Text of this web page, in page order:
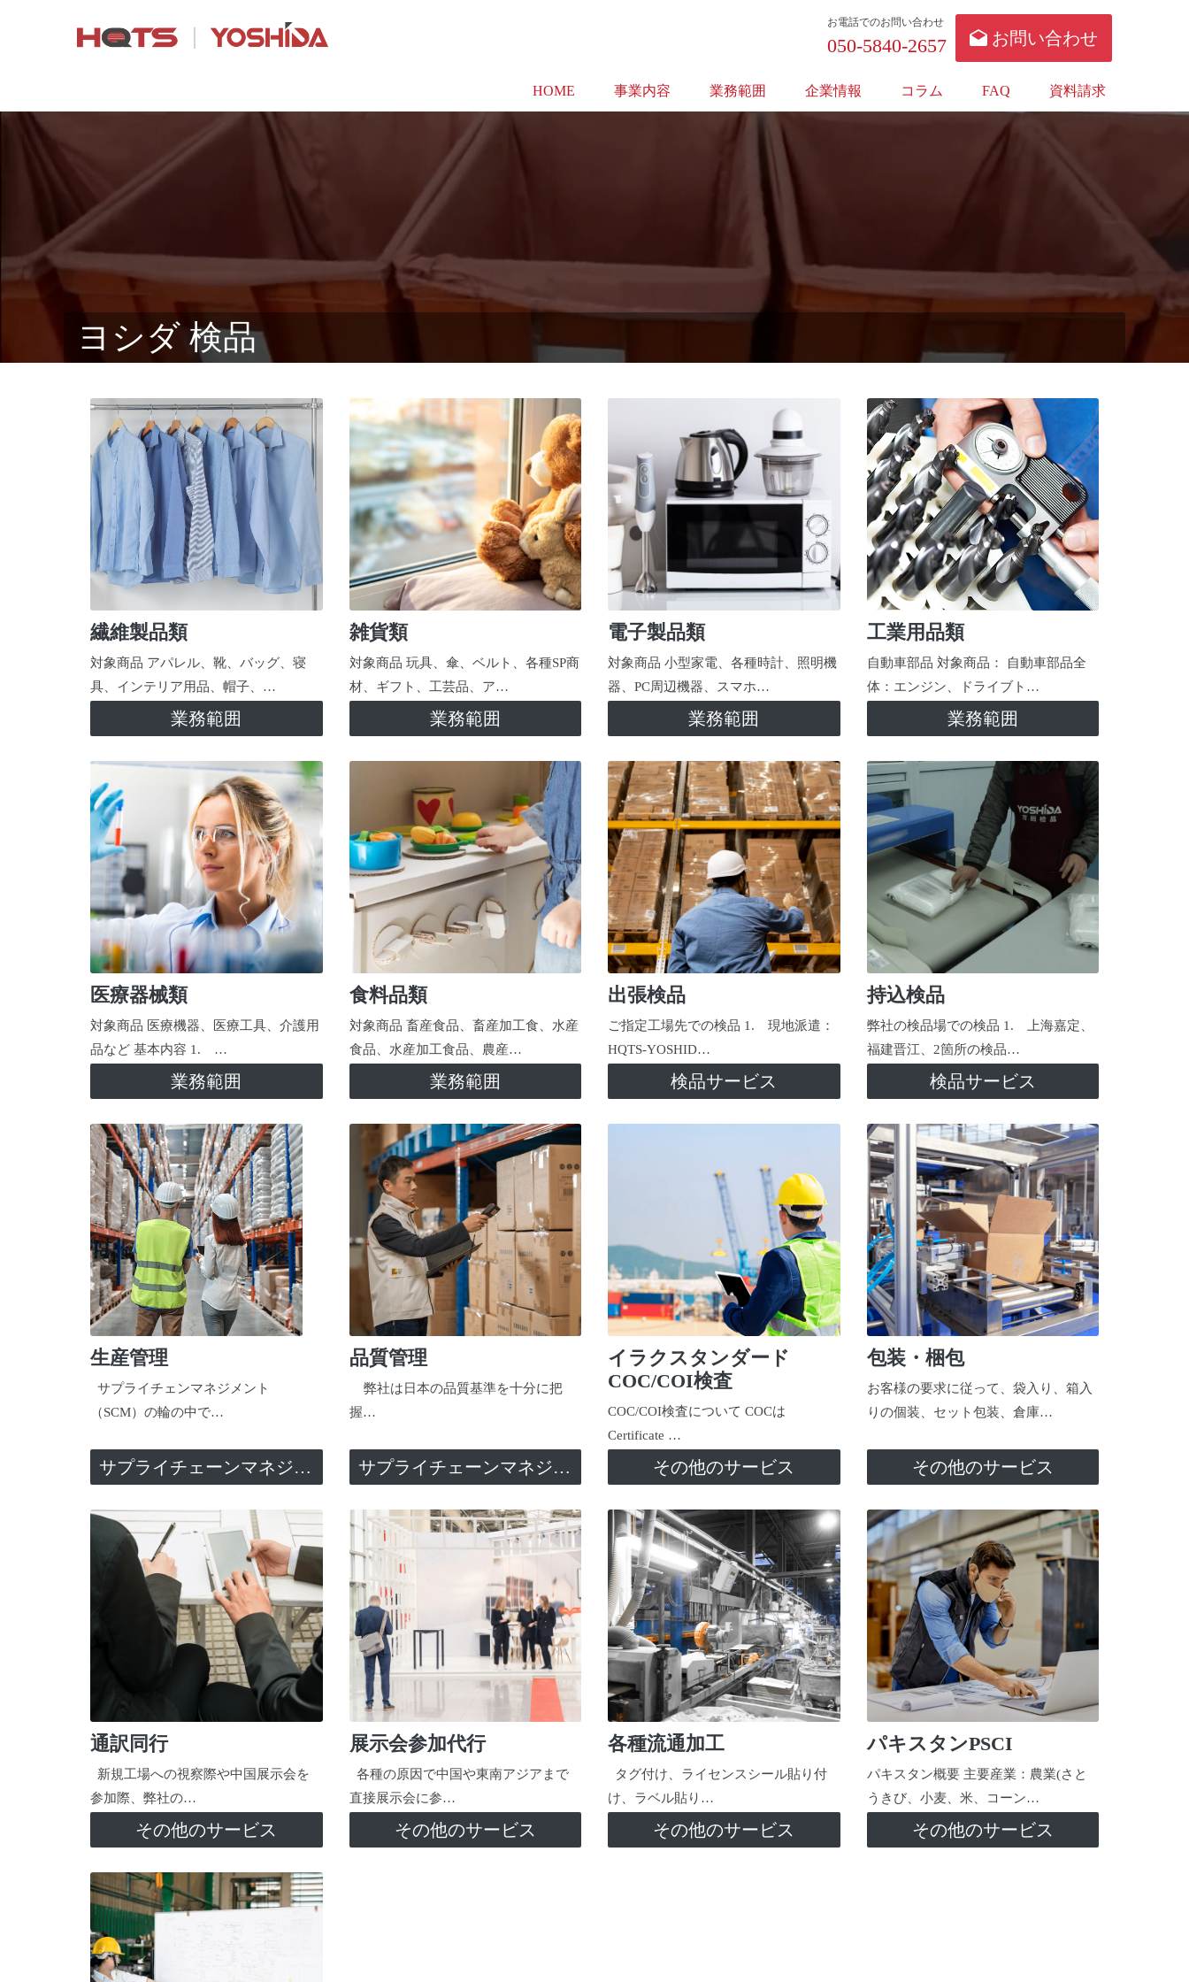
お電話でのお問い合わせ
050-5840-2657 お問い合わせ
HOME 事業内容 業務範囲 企業情報 コラム FAQ 資料請求
ヨシダ 検品
繊維製品類
対象商品 アパレル、靴、バッグ、寝
具、インテリア用品、帽子、…
業務範囲
雑貨類
対象商品 玩具、傘、ベルト、各種SP商
材、ギフト、工芸品、ア…
業務範囲
電子製品類
対象商品 小型家電、各種時計、照明機
器、PC周辺機器、スマホ…
業務範囲
工業用品類
自動車部品 対象商品： 自動車部品全
体：エンジン、ドライブト…
業務範囲
医療器械類
対象商品 医療機器、医療工具、介護用
品など 基本内容 1. …
業務範囲
食料品類
対象商品 畜産食品、畜産加工食、水産
食品、水産加工食品、農産…
業務範囲
出張検品
ご指定工場先での検品 1. 現地派遣：
HQTS-YOSHID…
検品サービス
持込検品
弊社の検品場での検品 1. 上海嘉定、
福建晋江、2箇所の検品…
検品サービス
生産管理
サプライチェンマネジメント
（SCM）の輪の中で…
サプライチェーンマネジメント
品質管理
弊社は日本の品質基準を十分に把
握…
サプライチェーンマネジメント
イラクスタンダード
COC/COI検査
COC/COI検査について COCは
Certificate …
その他のサービス
包装・梱包
お客様の要求に従って、袋入り、箱入
りの個装、セット包装、倉庫…
その他のサービス
通訳同行
新規工場への視察際や中国展示会を
参加際、弊社の…
その他のサービス
展示会参加代行
各種の原因で中国や東南アジアまで
直接展示会に参…
その他のサービス
各種流通加工
タグ付け、ライセンスシール貼り付
け、ラベル貼り…
その他のサービス
パキスタンPSCI
パキスタン概要 主要産業：農業(さと
うきび、小麦、米、コーン…
その他のサービス